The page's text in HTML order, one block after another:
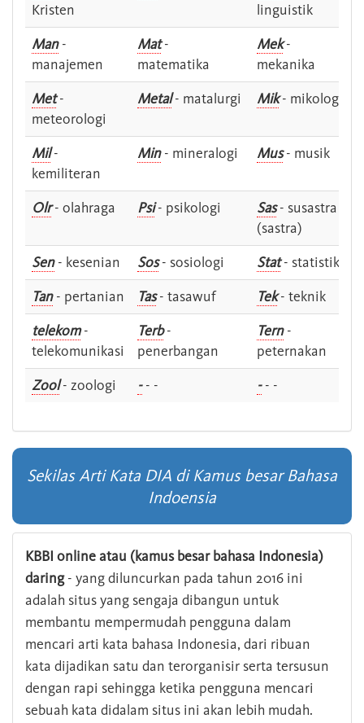
Kristen
linguistik
Man-
manajemen
Mat-
matematika
Mek-
mekanika
Met-
meteorologi
Metal- matalurgi Mik- mikologi
Mil-
kemiliteran
Min- mineralogi Mus- musik
Olr- olahraga Psi- psikologi Sas- susastra -
(sastra)
Sen- kesenian Sos- sosiologi Stat- statistik
Tan- pertanian Tas- tasawuf Tek- teknik
telekom-
telekomunikasi
Terb-
penerbangan
Tern-
peternakan
Zool- zoologi -- - -- -
Sekilas Arti Kata DIA di Kamus besar Bahasa
Indoensia
KBBI online atau (kamus besar bahasa Indonesia)
daring- yang diluncurkan pada tahun 2016 ini
adalah situs yang sengaja dibangun untuk
membantu mempermudah pengguna dalam
mencari arti kata bahasa Indonesia, dari ribuan
kata dijadikan satu dan terorganisir serta tersusun
dengan rapi sehingga ketika pengguna mencari
sebuah kata didalam situs ini akan lebih mudah.